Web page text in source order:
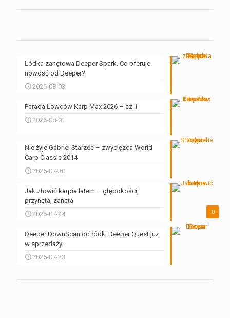
Łódka zanętowa Deeper Spark. Co oferuje
nowość od Deeper?
2026-08-03
Parada Łowców Karp Max 2026 – cz.1
2026-08-01
Nie żyje Gabriel Starzec – zwycięzca World
Carp Classic 2014
2026-07-30
0
Jak złowić karpia latem – głębokości,
przynęta, zanęta
2026-07-24
Deeper DownScan do łódki Deeper Quest już
w sprzedaży.
2026-07-23